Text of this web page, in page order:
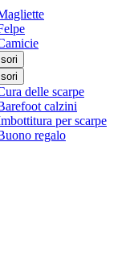
delle scarpe
calzini
per scarpe
regalo